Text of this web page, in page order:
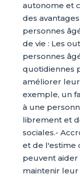
autonome et
des
personnes
de vie : Les
personnes
quotidiennes
améliorer
exemple, un
à une
librement et
sociales.-
et de l'estime
peuvent aider
maintenir